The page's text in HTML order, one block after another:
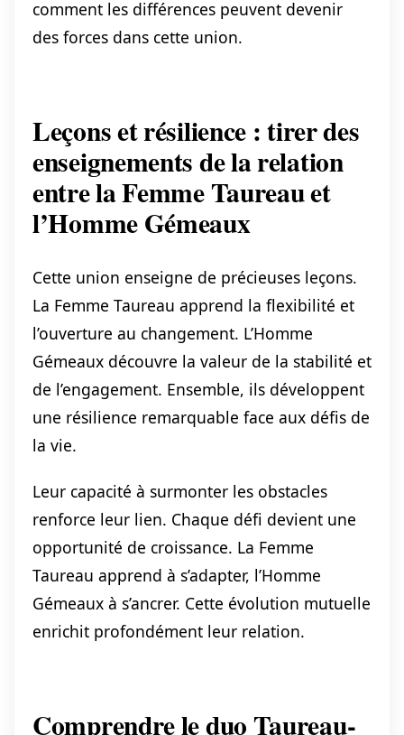
comment les différences peuvent devenir
des forces dans cette union.
Leçons et résilience : tirer des
enseignements de la relation
entre la Femme Taureau et
l’Homme Gémeaux
Cette union enseigne de précieuses leçons.
La Femme Taureau apprend la flexibilité et
l’ouverture au changement. L’Homme
Gémeaux découvre la valeur de la stabilité et
de l’engagement. Ensemble, ils développent
une résilience remarquable face aux défis de
la vie.
Leur capacité à surmonter les obstacles
renforce leur lien. Chaque défi devient une
opportunité de croissance. La Femme
Taureau apprend à s’adapter, l’Homme
Gémeaux à s’ancrer. Cette évolution mutuelle
enrichit profondément leur relation.
Comprendre le duo Taureau-